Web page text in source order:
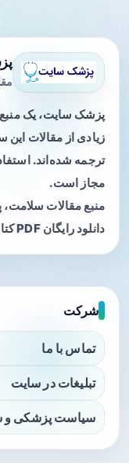
پزشک سایت، یک
زیادی از مقالات
ترجمه شده‌اند.
مجاز است.
منبع مقالات
دانلود رایگان PDF کتاب‌های پزشکی.
شرکت
تماس با ما
تبلیغات در سایت
سیاست پزشکی و